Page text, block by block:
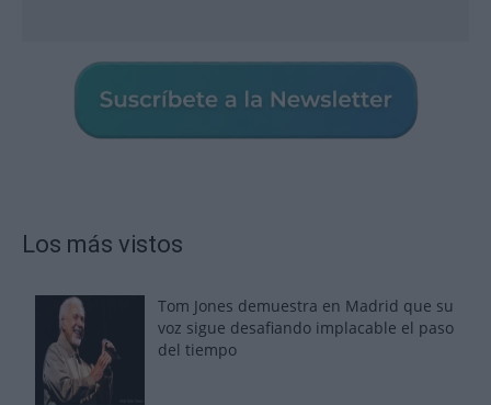
Los más vistos
Tom Jones demuestra en Madrid que su
voz sigue desafiando implacable el paso
del tiempo